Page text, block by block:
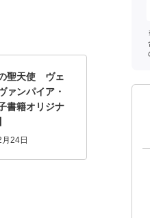
聖天使 ヴェ
ァンパイア・
書籍オリジナ
24日